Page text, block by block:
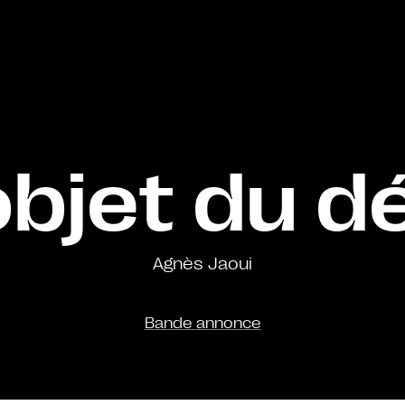
du
Agnès Jaoui
Bande annonce